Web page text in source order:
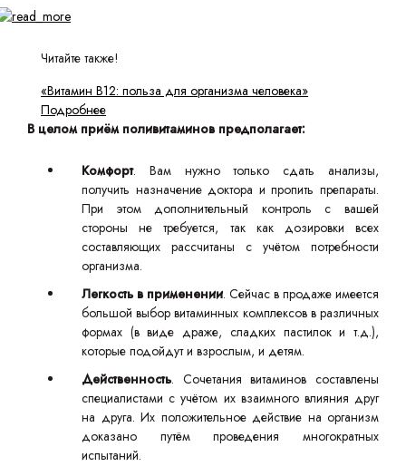
Читайте также!
«Витамин B12: польза для организма человека»
Подробнее
В целом приём поливитаминов предполагает:
Комфорт. Вам нужно только сдать анализы,
получить назначение доктора и пропить препараты.
При этом дополнительный контроль с вашей
стороны не требуется, так как дозировки всех
составляющих рассчитаны с учётом потребности
организма.
Легкость в применении. Сейчас в продаже имеется
большой выбор витаминных комплексов в различных
формах (в виде драже, сладких пастилок и т.д.),
которые подойдут и взрослым, и детям.
Действенность. Сочетания витаминов составлены
специалистами с учётом их взаимного влияния друг
на друга. Их положительное действие на организм
доказано путём проведения многократных
испытаний.